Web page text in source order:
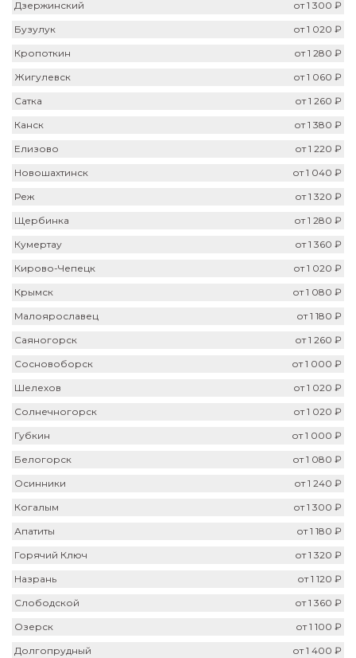
Дзержинский
от 1 300 ₽
Бузулук
от 1 020 ₽
Кропоткин
от 1 280 ₽
Жигулевск
от 1 060 ₽
Сатка
от 1 260 ₽
Канск
от 1 380 ₽
Елизово
от 1 220 ₽
Новошахтинск
от 1 040 ₽
Реж
от 1 320 ₽
Щербинка
от 1 280 ₽
Кумертау
от 1 360 ₽
Кирово-Чепецк
от 1 020 ₽
Крымск
от 1 080 ₽
Малоярославец
от 1 180 ₽
Саяногорск
от 1 260 ₽
Сосновоборск
от 1 000 ₽
Шелехов
от 1 020 ₽
Солнечногорск
от 1 020 ₽
Губкин
от 1 000 ₽
Белогорск
от 1 080 ₽
Осинники
от 1 240 ₽
Когалым
от 1 300 ₽
Апатиты
от 1 180 ₽
Горячий Ключ
от 1 320 ₽
Назрань
от 1 120 ₽
Слободской
от 1 360 ₽
Озерск
от 1 100 ₽
Долгопрудный
от 1 400 ₽